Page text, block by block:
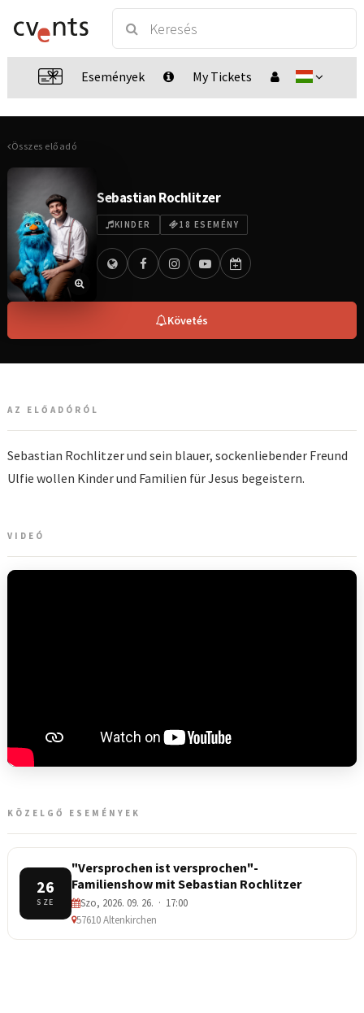
Események My Tickets
Összes előadó
Sebastian Rochlitzer
KINDER 18 ESEMÉNY
Követés
AZ ELŐADÓRÓL
Sebastian Rochlitzer und sein blauer, sockenliebender Freund
Ulfie wollen Kinder und Familien für Jesus begeistern.
VIDEÓ
KÖZELGŐ ESEMÉNYEK
26
SZE
"Versprochen ist versprochen"-
Familienshow mit Sebastian Rochlitzer
Szo, 2026. 09. 26. · 17:00
57610 Altenkirchen